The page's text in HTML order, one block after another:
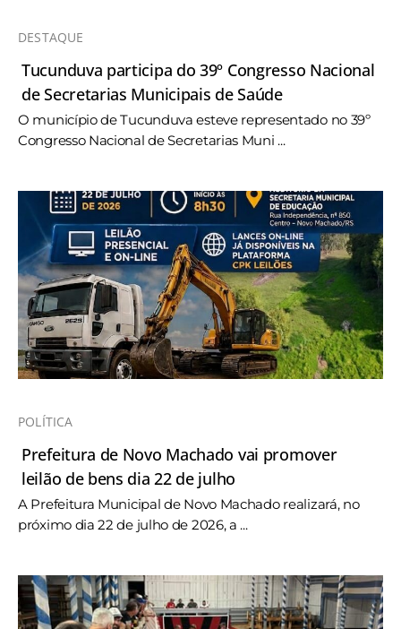
DESTAQUE
Tucunduva participa do 39º Congresso Nacional
de Secretarias Municipais de Saúde
O município de Tucunduva esteve representado no 39º
Congresso Nacional de Secretarias Muni ...
POLÍTICA
Prefeitura de Novo Machado vai promover
leilão de bens dia 22 de julho
A Prefeitura Municipal de Novo Machado realizará, no
próximo dia 22 de julho de 2026, a ...